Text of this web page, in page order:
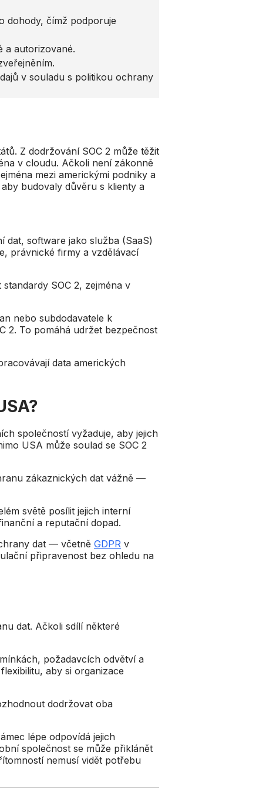
dohody, čímž podporuje
a autorizované.
v souladu s politikou ochrany
Z dodržování SOC 2 může těžit
v cloudu. Ačkoli není zákonně
mezi americkými podniky a
budovaly důvěru s klienty a
dat, software jako služba (SaaS)
právnické firmy a vzdělávací
SOC 2, zejména v
nebo subdodavatele k
2. To pomáhá udržet bezpečnost
data amerických
společností vyžaduje, aby jejich
USA může soulad se SOC 2
zákaznických dat vážně —
světě posílit jejich interní
a reputační dopad.
dat — včetně GDPR v
připravenost bez ohledu na
dat. Ačkoli sdílí některé
požadavcích odvětví a
aby si organizace
dodržovat oba
lépe odpovídá jejich
společnost se může přiklánět
nemusí vidět potřebu